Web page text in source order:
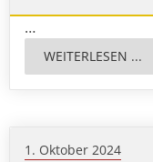
…
WEITERLESEN ...
1. Oktober 2024